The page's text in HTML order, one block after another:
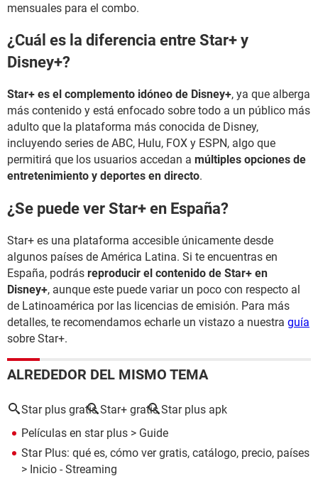
mensuales para el combo.
¿Cuál es la diferencia entre Star+ y
Disney+?
Star+ es el complemento idóneo de Disney+, ya que alberga
más contenido y está enfocado sobre todo a un público más
adulto que la plataforma más conocida de Disney,
incluyendo series de ABC, Hulu, FOX y ESPN, algo que
permitirá que los usuarios accedan a múltiples opciones de
entretenimiento y deportes en directo.
¿Se puede ver Star+ en España?
Star+ es una plataforma accesible únicamente desde
algunos países de América Latina. Si te encuentras en
España, podrás reproducir el contenido de Star+ en
Disney+, aunque este puede variar un poco con respecto al
de Latinoamérica por las licencias de emisión. Para más
detalles, te recomendamos echarle un vistazo a nuestra guía
sobre Star+.
ALREDEDOR DEL MISMO TEMA
Star plus gratis Star+ gratis Star plus apk
Películas en star plus > Guide
Star Plus: qué es, cómo ver gratis, catálogo, precio, países
> Inicio - Streaming